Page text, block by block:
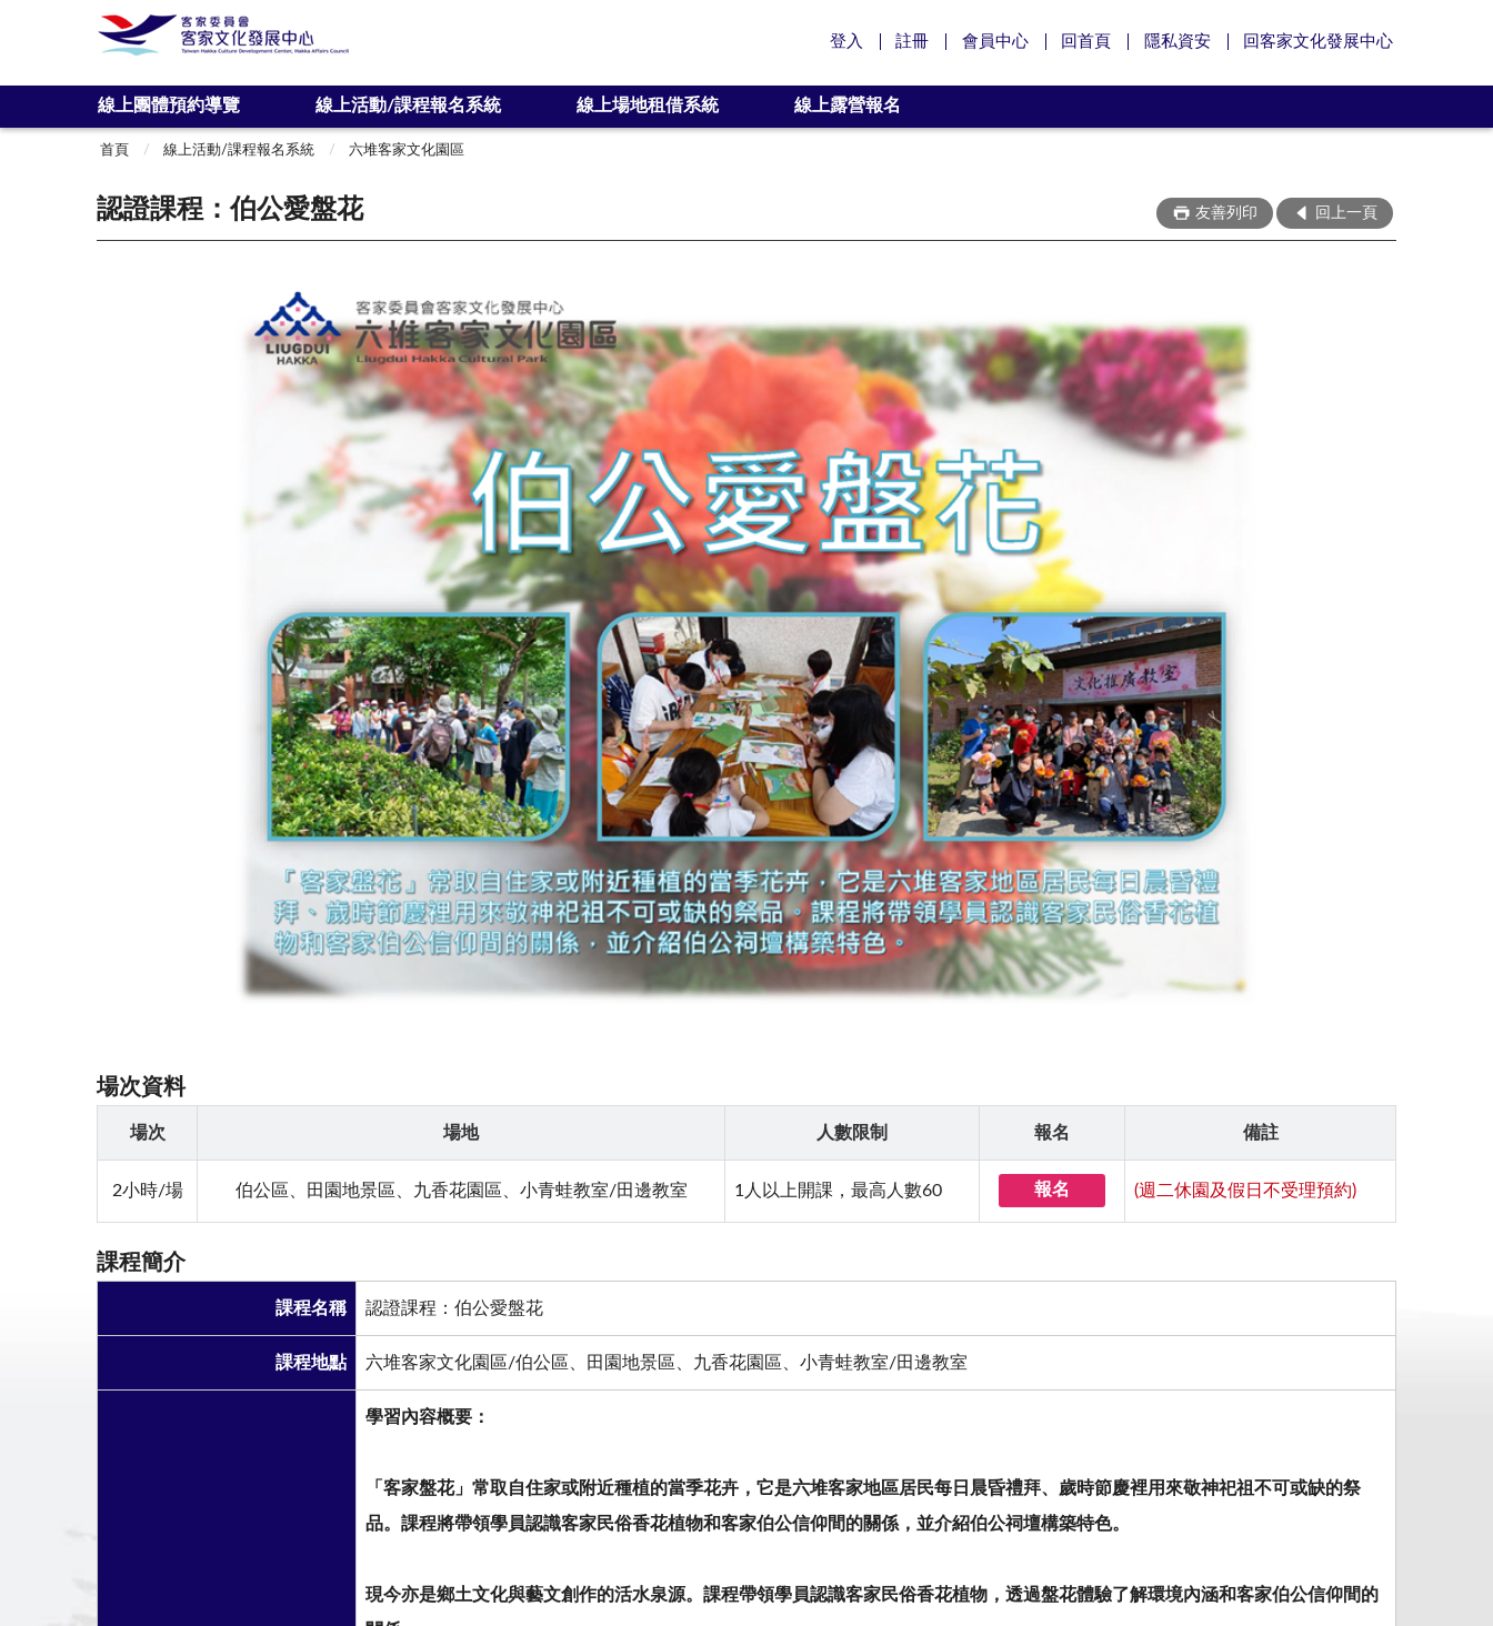
登入 註冊 會員中心 回首頁 隱私資安 回客家文化發展中心
線上團體預約導覽 線上活動/課程報名系統 線上場地租借系統 線上露營報名
首頁 線上活動/課程報名系統 六堆客家文化園區
認證課程：伯公愛盤花 友善列印 回上一頁
場次資料
場次 場地 人數限制 報名 備註
2小時/場 伯公區、田園地景區、九香花園區、小青蛙教室/田邊教室 1人以上開課，最高人數60 報名 (週二休園及假日不受理預約)
課程簡介
課程名稱 認證課程：伯公愛盤花
課程地點 六堆客家文化園區/伯公區、田園地景區、九香花園區、小青蛙教室/田邊教室
學習內容概要：
「客家盤花」常取自住家或附近種植的當季花卉，它是六堆客家地區居民每日晨昏禮拜、歲時節慶裡用來敬神祀祖不可或缺的祭
品。課程將帶領學員認識客家民俗香花植物和客家伯公信仰間的關係，並介紹伯公祠壇構築特色。
現今亦是鄉土文化與藝文創作的活水泉源。課程帶領學員認識客家民俗香花植物，透過盤花體驗了解環境內涵和客家伯公信仰間的